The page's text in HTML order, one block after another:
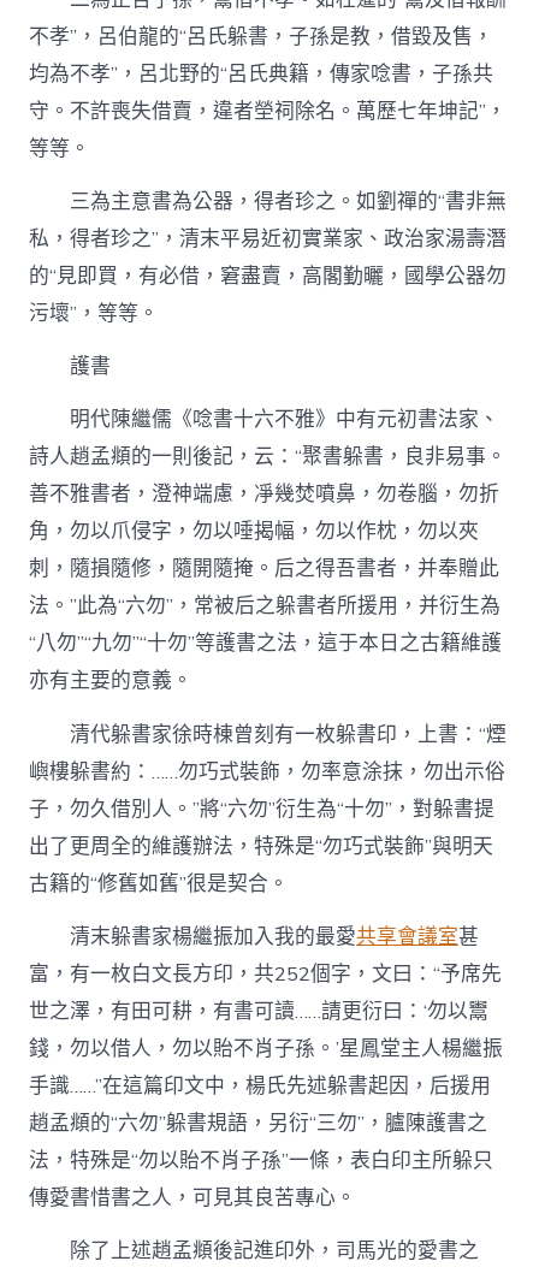
不孝”，呂伯龍的“呂氏躲書，子孫是教，借毀及售，
均為不孝”，呂北野的“呂氏典籍，傳家唸書，子孫共
守。不許喪失借賣，違者塋祠除名。萬歷七年坤記”，
等等。
三為主意書為公器，得者珍之。如劉禪的“書非無
私，得者珍之”，清末平易近初實業家、政治家湯壽潛
的“見即買，有必借，窘盡賣，高閣勤曬，國學公器勿
污壞”，等等。
護書
明代陳繼儒《唸書十六不雅》中有元初書法家、
詩人趙孟頫的一則後記，云：“聚書躲書，良非易事。
善不雅書者，澄神端慮，凈幾焚噴鼻，勿卷腦，勿折
角，勿以爪侵字，勿以唾揭幅，勿以作枕，勿以夾
刺，隨損隨修，隨開隨掩。后之得吾書者，并奉贈此
法。”此為“六勿”，常被后之躲書者所援用，并衍生為
“八勿”“九勿”“十勿”等護書之法，這于本日之古籍維護
亦有主要的意義。
清代躲書家徐時棟曾刻有一枚躲書印，上書：“煙
嶼樓躲書約：……勿巧式裝飾，勿率意涂抹，勿出示俗
子，勿久借別人。”將“六勿”衍生為“十勿”，對躲書提
出了更周全的維護辦法，特殊是“勿巧式裝飾”與明天
古籍的“修舊如舊”很是契合。
清末躲書家楊繼振加入我的最愛共享會議室甚
富，有一枚白文長方印，共252個字，文曰：“予席先
世之澤，有田可耕，有書可讀……請更衍曰：‘勿以鬻
錢，勿以借人，勿以貽不肖子孫。’星鳳堂主人楊繼振
手識……”在這篇印文中，楊氏先述躲書起因，后援用
趙孟頫的“六勿”躲書規語，另衍“三勿”，臚陳護書之
法，特殊是“勿以貽不肖子孫”一條，表白印主所躲只
傳愛書惜書之人，可見其良苦專心。
除了上述趙孟頫後記進印外，司馬光的愛書之